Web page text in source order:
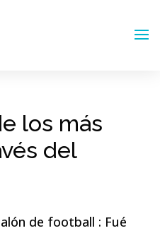
los más
del
de football : Fué